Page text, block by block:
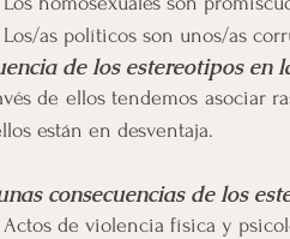
Los/as políticos son unos/as
de los estereotipos en
de ellos tendemos asociar
están en desventaja.
consecuencias de los
Actos de violencia física y